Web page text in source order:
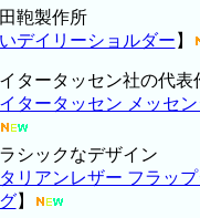
田鞄製作所
デイリーショルダー 】
イタータッセン社の代表
タータッセン メッセ
ラシックなデザイン
リアンレザー フラッ
】